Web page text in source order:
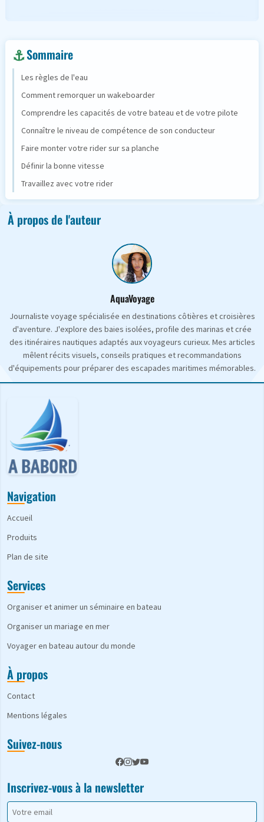
Sommaire
Les règles de l'eau
Comment remorquer un wakeboarder
Comprendre les capacités de votre bateau et de votre pilote
Connaître le niveau de compétence de son conducteur
Faire monter votre rider sur sa planche
Définir la bonne vitesse
Travaillez avec votre rider
À propos de l'auteur
AquaVoyage
Journaliste voyage spécialisée en destinations côtières et croisières
d'aventure. J'explore des baies isolées, profile des marinas et crée
des itinéraires nautiques adaptés aux voyageurs curieux. Mes articles
mêlent récits visuels, conseils pratiques et recommandations
d'équipements pour préparer des escapades maritimes mémorables.
Navigation
Accueil
Produits
Plan de site
Services
Organiser et animer un séminaire en bateau
Organiser un mariage en mer
Voyager en bateau autour du monde
À propos
Contact
Mentions légales
Suivez-nous
Inscrivez-vous à la newsletter